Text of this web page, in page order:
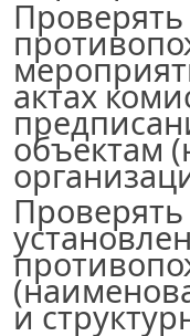
актах
объектам
и